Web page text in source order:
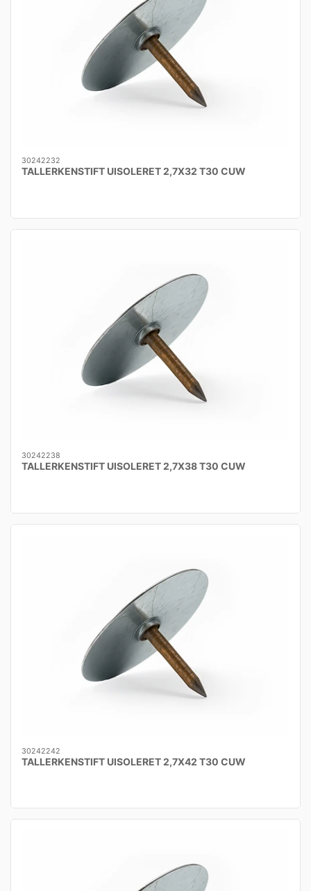
30242232
TALLERKENSTIFT UISOLERET 2,7X32 T30 CUW
30242238
TALLERKENSTIFT UISOLERET 2,7X38 T30 CUW
30242242
TALLERKENSTIFT UISOLERET 2,7X42 T30 CUW